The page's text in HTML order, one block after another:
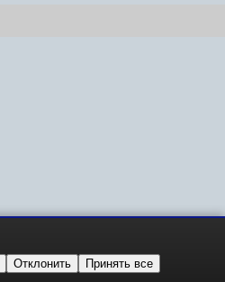
Отклонить Принять все